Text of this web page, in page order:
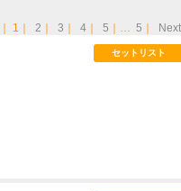
｜ 1 ｜ 2 ｜ 3 ｜ 4 ｜ 5 ｜… 5 ｜
セットリスト